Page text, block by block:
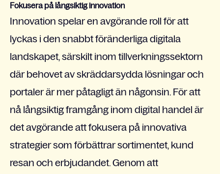
Fokusera på långsiktig innovation
Innovation spelar en avgörande roll för att
lyckas i den snabbt föränderliga digitala
landskapet, särskilt inom tillverkningssektorn
där behovet av skräddarsydda lösningar och
portaler är mer påtagligt än någonsin. För att
nå långsiktig framgång inom digital handel är
det avgörande att fokusera på innovativa
strategier som förbättrar sortimentet, kund
resan och erbjudandet. Genom att